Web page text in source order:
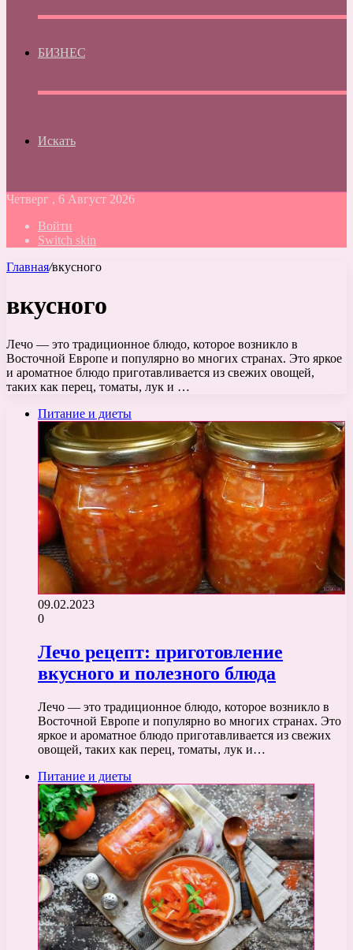
БИЗНЕС
Искать
Четверг , 6 Август 2026
Войти
Switch skin
Главная/вкусного
вкусного
Лечо — это традиционное блюдо, которое возникло в
Восточной Европе и популярно во многих странах. Это яркое
и ароматное блюдо приготавливается из свежих овощей,
таких как перец, томаты, лук и …
Питание и диеты
09.02.2023
0
Лечо рецепт: приготовление
вкусного и полезного блюда
Лечо — это традиционное блюдо, которое возникло в
Восточной Европе и популярно во многих странах. Это
яркое и ароматное блюдо приготавливается из свежих
овощей, таких как перец, томаты, лук и…
Питание и диеты